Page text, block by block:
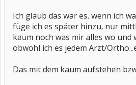
Ich glaub das war es, wenn ich
füge ich es später hinzu, nur
kaum noch was mir alles wo und
obwohl ich es jedem Arzt/
Das mit dem kaum aufstehen